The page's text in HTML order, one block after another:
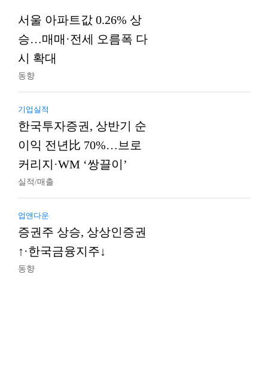
서울 아파트값 0.26% 상
승…매매·전세 오름폭 다
시 확대
동향
기업실적
한국투자증권, 상반기 순
이익 전년比 70%…브로
커리지·WM ‘쌍끌이’
실적/매출
업앤다운
증권주 상승, 상상인증권
↑·한국금융지주↓
동향